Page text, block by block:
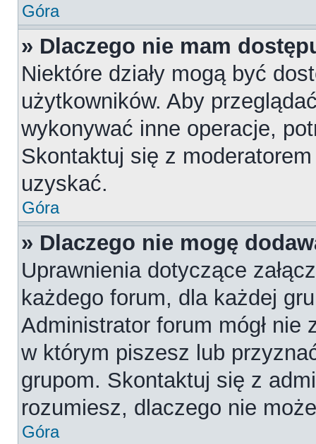
Góra
» Dlaczego nie mam
Niektóre działy mogą być
użytkowników. Aby
wykonywać inne operacje,
Skontaktuj się z
uzyskać.
Góra
» Dlaczego nie mogę
Uprawnienia dotyczące
każdego forum, dla każdej
Administrator forum mógł nie
w którym piszesz lub
grupom. Skontaktuj się z
rozumiesz, dlaczego nie
Góra